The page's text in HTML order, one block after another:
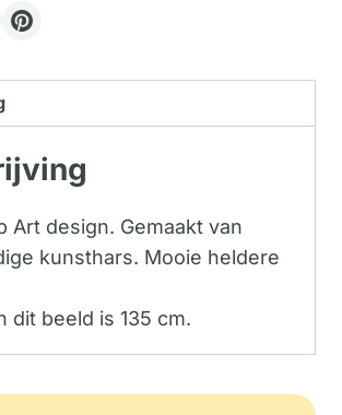
Art design. Gemaakt van
kunsthars. Mooie heldere
dit beeld is 135 cm.